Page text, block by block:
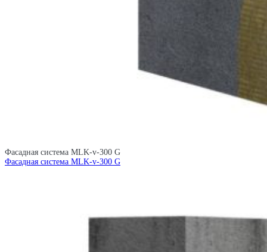
Фасадная система MLK-v-300 G
Фасадная система MLK-v-300 G